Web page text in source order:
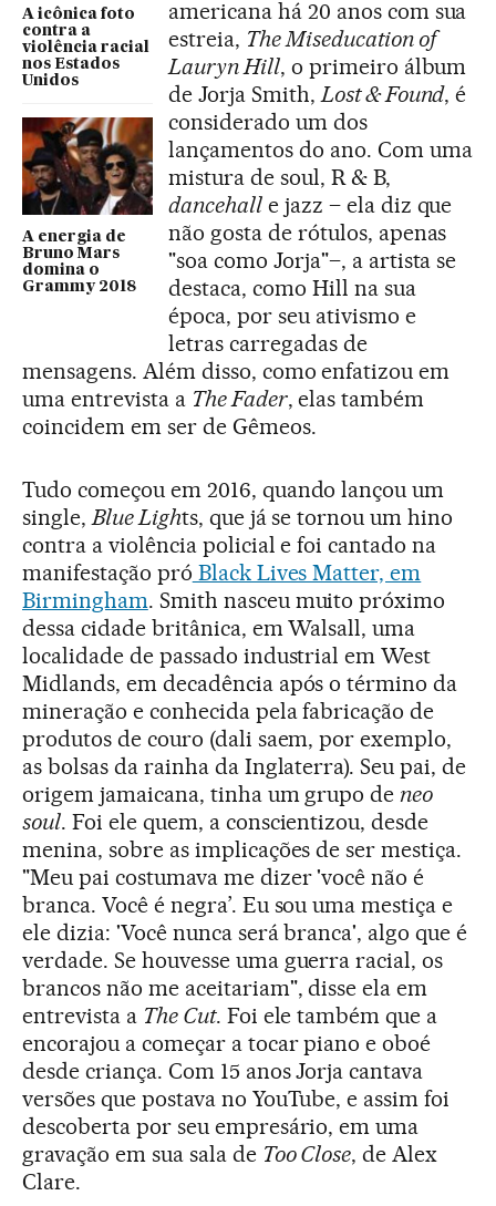
A icônica foto
contra a
violência racial
nos Estados
Unidos
A energia de
Bruno Mars
domina o
Grammy 2018
americana há 20 anos com sua
estreia, The Miseducation of
Lauryn Hill, o primeiro álbum
de Jorja Smith,Lost & Found, é
considerado um dos
lançamentos do ano. Com uma
mistura de soul, R & B,
dancehalle jazz – ela diz que
não gosta de rótulos, apenas
"soa como Jorja"–, a artista se
destaca, como Hill na sua
época, por seu ativismo e
letras carregadas de
mensagens. Além disso, como enfatizou em
uma entrevista a The Fader, elas também
coincidem em ser de Gêmeos.
Tudo começou em 2016, quando lançou um
single,Blue Lights, que já se tornou um hino
contra a violência policial e foi cantado na
manifestação pró Black Lives Matter, em
Birmingham. Smith nasceu muito próximo
dessa cidade britânica, em Walsall, uma
localidade de passado industrial em West
Midlands, em decadência após o término da
mineração e conhecida pela fabricação de
produtos de couro (dali saem, por exemplo,
as bolsas da rainha da Inglaterra). Seu pai, de
origem jamaicana, tinha um grupo deneo
soul. Foi ele quem, a conscientizou, desde
menina, sobre as implicações de ser mestiça.
"Meu pai costumava me dizer 'você não é
branca. Você é negra’. Eu sou uma mestiça e
ele dizia: 'Você nunca será branca', algo que é
verdade. Se houvesse uma guerra racial, os
brancos não me aceitariam", disse ela em
entrevista a The Cut. Foi ele também que a
encorajou a começar a tocar piano e oboé
desde criança. Com 15 anos Jorja cantava
versões que postava no YouTube, e assim foi
descoberta por seu empresário, em uma
gravação em sua sala de Too Close, de Alex
Clare.